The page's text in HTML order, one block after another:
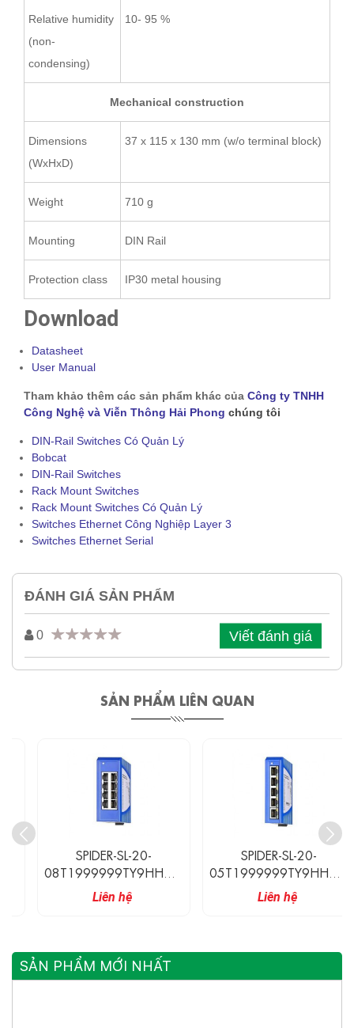
Relative humidity
(non-
condensing)
10- 95 %
Mechanical construction
Dimensions
(WxHxD)
37 x 115 x 130 mm (w/o terminal block)
Weight 710 g
Mounting DIN Rail
Protection class IP30 metal housing
Download
Datasheet
User Manual
Tham khảo thêm các sản phẩm khác của Công ty TNHH
Công Nghệ và Viễn Thông Hải Phong chúng tôi
DIN-Rail Switches Có Quản Lý
Bobcat
DIN-Rail Switches
Rack Mount Switches
Rack Mount Switches Có Quản Lý
Switches Ethernet Công Nghiệp Layer 3
Switches Ethernet Serial
ĐÁNH GIÁ SẢN PHẨM
0 Viết đánh giá
SẢN PHẨM LIÊN QUAN
SPIDER-SL-20-
08T1999999TY9HHHH
Hirschmann Switch Công
Nghiệp Không Quản Lý 8
Liên hệ
SPIDER-SL-20-
05T1999999TY9HHHH
Hirschmann Switch Công
Nghiệp Không Quản Lý 5
Liên hệ
SẢN PHẨM MỚI NHẤT